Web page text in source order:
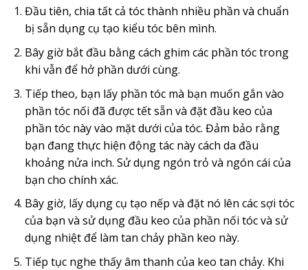
Đầu tiên, chia tất cả tóc thành nhiều phần và chuẩn
bị sẵn dụng cụ tạo kiểu tóc bên mình.
Bây giờ bắt đầu bằng cách ghim các phần tóc trong
khi vẫn để hở phần dưới cùng.
Tiếp theo, bạn lấy phần tóc mà bạn muốn gắn vào
phần tóc nối đã được tết sẵn và đặt đầu keo của
phần tóc này vào mặt dưới của tóc. Đảm bảo rằng
bạn đang thực hiện động tác này cách da đầu
khoảng nửa inch. Sử dụng ngón trỏ và ngón cái của
bạn cho chính xác.
Bây giờ, lấy dụng cụ tạo nếp và đặt nó lên các sợi tóc
của bạn và sử dụng đầu keo của phần nối tóc và sử
dụng nhiệt để làm tan chảy phần keo này.
Tiếp tục nghe thấy âm thanh của keo tan chảy. Khi